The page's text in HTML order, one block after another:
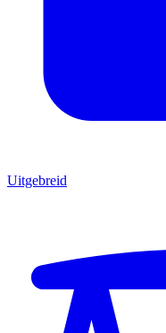
Uitgebreid